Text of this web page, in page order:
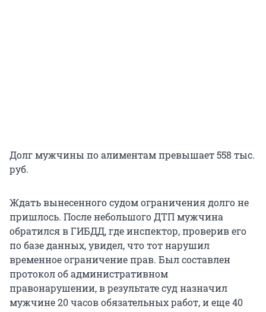
Долг мужчины по алиментам превышает 558 тыс.
руб.
Ждать вынесенного судом ограничения долго не
пришлось. После небольшого ДТП мужчина
обратился в ГИБДД, где инспектор, проверив его
по базе данных, увидел, что тот нарушил
временное ограничение прав. Был составлен
протокол об административном
правонарушении, в результате суд назначил
мужчине 20 часов обязательных работ, и еще 40